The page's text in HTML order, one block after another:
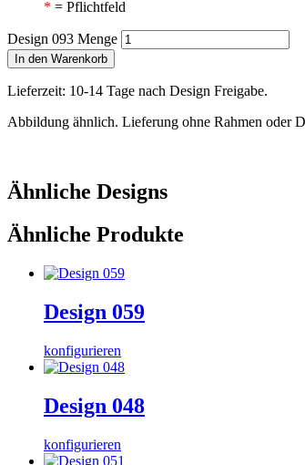
* = Pflichtfeld
Design 093 Menge
In den Warenkorb
Lieferzeit: 10-14 Tage nach Design Freigabe.
Abbildung ähnlich. Lieferung ohne Rahmen oder
Ähnliche Designs
Ähnliche Produkte
Design 059
konfigurieren
Design 048
konfigurieren